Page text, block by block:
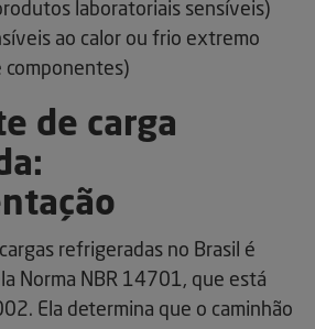
laboratoriais sensíveis)
ao calor ou frio extremo
componentes)
de carga
refrigeradas no Brasil é
Norma NBR 14701, que está
Ela determina que o caminhão